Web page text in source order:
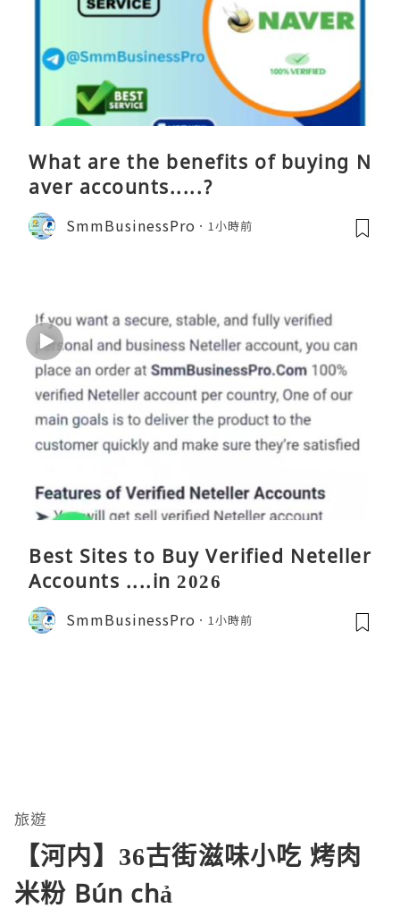
What are the benefits of buying N
aver accounts.....?
SmmBusinessPro 1小時前
Best Sites to Buy Verified Neteller
Accounts ....in 2026
SmmBusinessPro 1小時前
旅遊
【河内】36古街滋味小吃 烤肉
米粉 Bún chả